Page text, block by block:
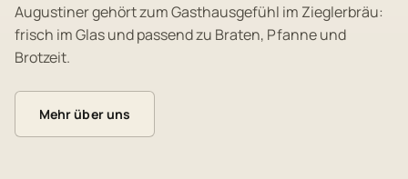
Augustiner gehört zum Gasthausgefühl im Zieglerbräu:
frisch im Glas und passend zu Braten, Pfanne und
Brotzeit.
Mehr über uns